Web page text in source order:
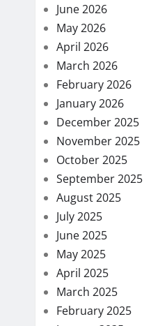
June 2026
May 2026
April 2026
March 2026
February 2026
January 2026
December 2025
November 2025
October 2025
September 2025
August 2025
July 2025
June 2025
May 2025
April 2025
March 2025
February 2025